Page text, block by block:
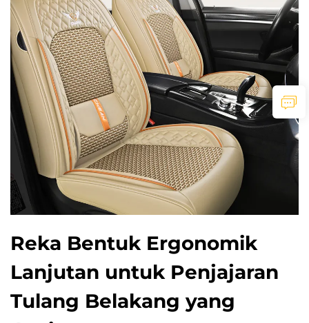
Reka Bentuk Ergonomik
Lanjutan untuk Penjajaran
Tulang Belakang yang